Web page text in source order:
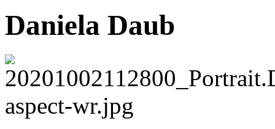
Daniela Daub